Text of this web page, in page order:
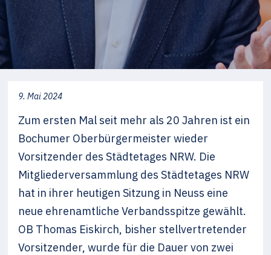
9. Mai 2024
Zum ersten Mal seit mehr als 20 Jahren ist ein
Bochumer Oberbürgermeister wieder
Vorsitzender des Städtetages NRW. Die
Mitgliederversammlung des Städtetages NRW
hat in ihrer heutigen Sitzung in Neuss eine
neue ehrenamtliche Verbandsspitze gewählt.
OB Thomas Eiskirch, bisher stellvertretender
Vorsitzender, wurde für die Dauer von zwei